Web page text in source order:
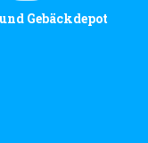
Gebäckdepot